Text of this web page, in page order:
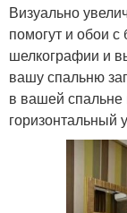
Визуально
помогут и обои
шелкографии и
вашу спальню
в вашей спальне
горизонтальный